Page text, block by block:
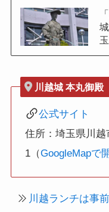
川越城 本丸御殿
公式サイト
住所：埼玉県川
1（GoogleMapで
川越ランチは事